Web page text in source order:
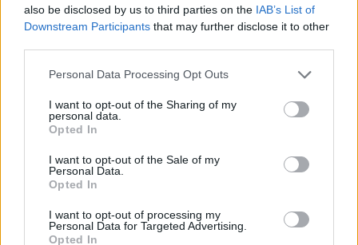
also be disclosed by us to third parties on the IAB’s List of
Downstream Participants that may further disclose it to other
Please note that this website/app uses one or more Google
not limited to your visit or usage behaviour. You may click to
grant or deny consent to Google and its third-party tags to
use your data for below specified purposes in below Google
consent section.
Personal Data Processing Opt Outs
I want to opt-out of the Sharing of my
personal data.
Opted In
I want to opt-out of the Sale of my
Personal Data.
Opted In
I want to opt-out of processing my
Personal Data for Targeted Advertising.
Opted In
Condividi l'articolo
F
a
ce
b
o
o
k
T
w
it
te
r
Pi
n
te
st
W
h
at
A
p
S
h
a